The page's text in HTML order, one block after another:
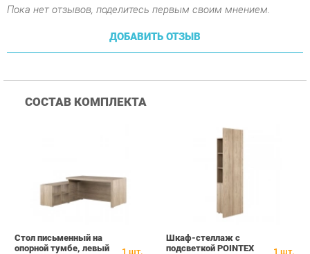
Купить
104 690 ₽
SOL29750101 Вяз
ПОХОЖИЕ ТОВАРЫ